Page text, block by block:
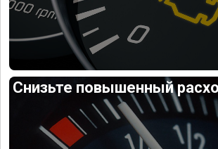
Снизьте повышенный